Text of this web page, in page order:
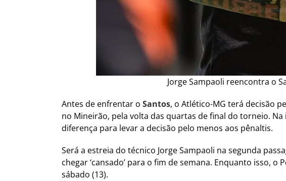
Jorge Sampaoli reencontra o
Antes de enfrentar o Santos, o Atlético-MG terá decisão
no Mineirão, pela volta das quartas de final do torneio.
diferença para levar a decisão pelo menos aos pênaltis.
Será a estreia do técnico Jorge Sampaoli na segunda
chegar ‘cansado’ para o fim de semana. Enquanto isso,
sábado (13).